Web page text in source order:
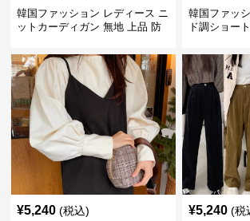
韓国ファッション レディース ニ
ットカーディガン 無地 上品 防
韓国ファッ
ド調ショー
¥5,240 (税込) ¥5,240 (税